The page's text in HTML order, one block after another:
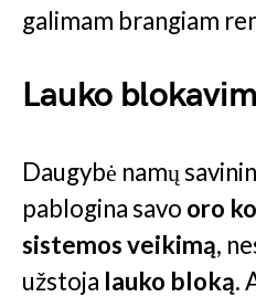
galimam brangiam
Lauko
Daugybė namų
pablogina savo oro
sistemos veikimą,
užstoja lauko bloką.